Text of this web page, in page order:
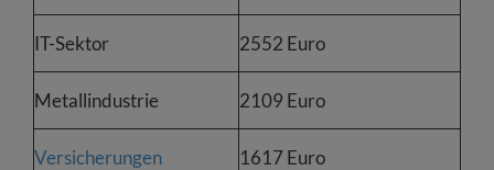
IT-Sektor 2552 Euro
Metallindustrie 2109 Euro
Versicherungen 1617 Euro